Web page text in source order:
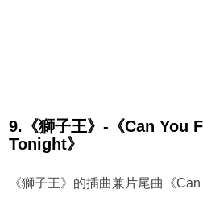
9.《獅子王》-《Can You
Tonight》
《獅子王》的插曲兼片尾曲《